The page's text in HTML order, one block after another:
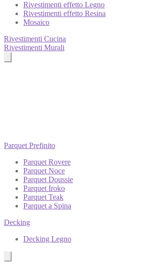
Rivestimenti effetto Legno
Rivestimenti effetto Resina
Mosaico
Rivestimenti Cucina
Rivestimenti Murali
Parquet Prefinito
Parquet Rovere
Parquet Noce
Parquet Doussie
Parquet Iroko
Parquet Teak
Parquet a Spina
Decking
Decking Legno